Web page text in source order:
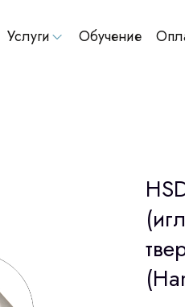
Обучение
Услуги